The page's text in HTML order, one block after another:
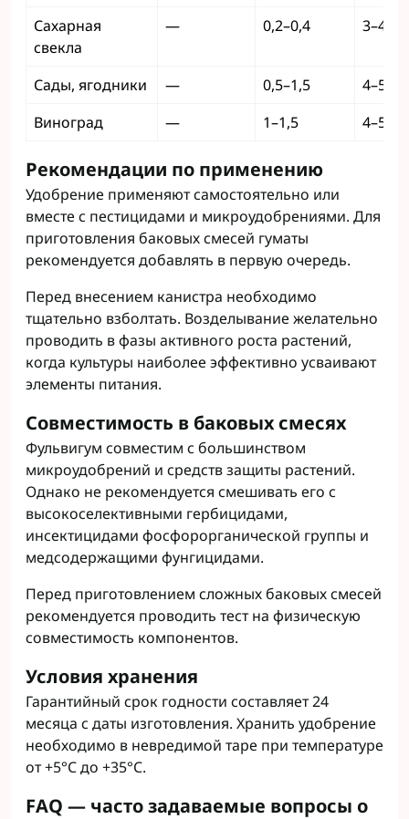
Сахарная
свекла
— 0,2–0,4 3–4
Сады, ягодники — 0,5–1,5
4–5
Виноград
— 1–1,5 4–5
Рекомендации по применению
Удобрение применяют самостоятельно или
вместе с пестицидами и микроудобрениями. Для
приготовления баковых смесей гуматы
рекомендуется добавлять в первую очередь.
Перед внесением канистра необходимо
тщательно взболтать. Возделывание желательно
проводить в фазы активного роста растений,
когда культуры наиболее эффективно усваивают
элементы питания.
Совместимость в баковых смесях
Фульвигум совместим с большинством
микроудобрений и средств защиты растений.
Однако не рекомендуется смешивать его с
высокоселективными гербицидами,
инсектицидами фосфорорганической группы и
медсодержащими фунгицидами.
Перед приготовлением сложных баковых смесей
рекомендуется проводить тест на физическую
совместимость компонентов.
Условия хранения
Гарантийный срок годности составляет 24
месяца с даты изготовления. Хранить удобрение
необходимо в невредимой таре при температуре
от +5°C до +35°C.
FAQ — часто задаваемые вопросы о